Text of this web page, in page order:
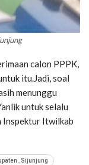
calon PPPK,
itu.Jadi, soal
menunggu
untuk selalu
Inspektur Itwilkab